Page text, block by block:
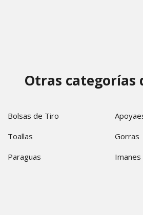
Otras categorías
Bolsas de Tiro
Toallas
Gorras
Paraguas